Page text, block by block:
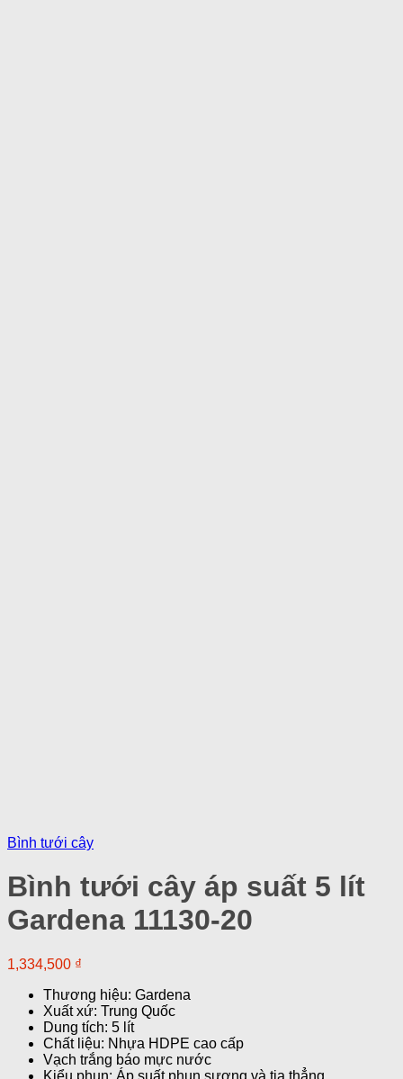
Bình tưới cây
Bình tưới cây áp suất 5 lít
Gardena 11130-20
1,334,500 ₫
Thương hiệu: Gardena
Xuất xứ: Trung Quốc
Dung tích: 5 lít
Chất liệu: Nhựa HDPE cao cấp
Vạch trắng báo mực nước
Kiểu phun: Áp suất phun sương và tia thẳng